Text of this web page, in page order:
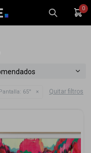
0
65'' Quitar filtros